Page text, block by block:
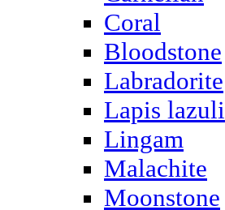
Coral
Bloodstone
Labradorite
Lapis lazuli
Lingam
Malachite
Moonstone